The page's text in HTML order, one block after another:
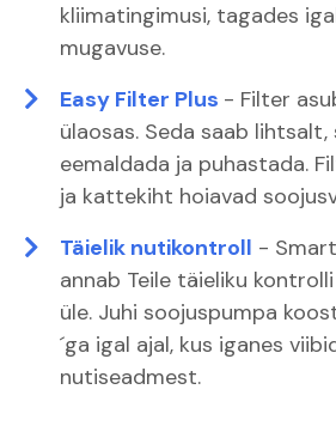
kliimatingimusi, tagades
mugavuse.
Easy Filter Plus - Filter
ülaosas. Seda saab
eemaldada ja puhastada.
ja kattekiht hoiavad
Täielik nutikontroll -
annab Teile täieliku
üle. Juhi soojuspumpa
´ga igal ajal, kus iganes
nutiseadmest.